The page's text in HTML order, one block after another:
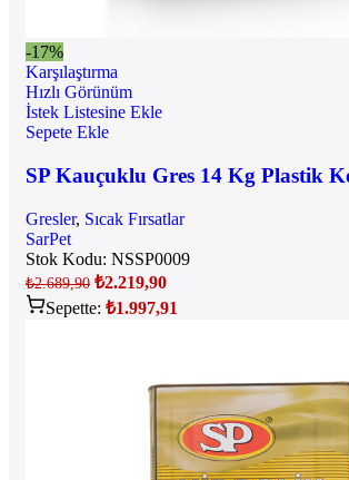
-17%
Karşılaştırma
Hızlı Görünüm
İstek Listesine Ekle
Sepete Ekle
SP Kauçuklu Gres 14 Kg Plastik
Gresler, Sıcak Fırsatlar
SarPet
Stok Kodu: NSSP0009
₺2.689,90 ₺2.219,90
Sepette: ₺1.997,91